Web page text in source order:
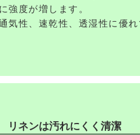
強度が増します。
気性、速乾性、透湿性に優れ
るリネン生地は日本のジメ
リネンは汚れにくく清潔